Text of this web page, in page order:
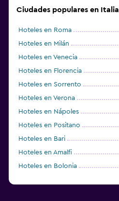
Ciudades populares en Italia
Hoteles en Roma
Hoteles en Milán
Hoteles en Venecia
Hoteles en Florencia
Hoteles en Sorrento
Hoteles en Verona
Hoteles en Nápoles
Hoteles en Positano
Hoteles en Bari
Hoteles en Amalfi
Hoteles en Bolonia